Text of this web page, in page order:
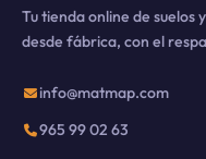
Tu tienda online de
desde fábrica, con el
info@matmap.com
965 99 02 63